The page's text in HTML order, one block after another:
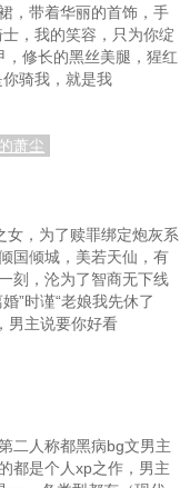
，带着华丽的首饰，手
，我的笑容，只为你绽
修长的黑丝美腿，猩红
骑我，就是我
萧尘
女，为了赎罪绑定炮灰系
国倾城，美若天仙，有
刻，沦为了智商无下线
”时谨“老娘我先休了
男主说要你好看
二人称都黑病bg文男主
都是个人xp之作，男主